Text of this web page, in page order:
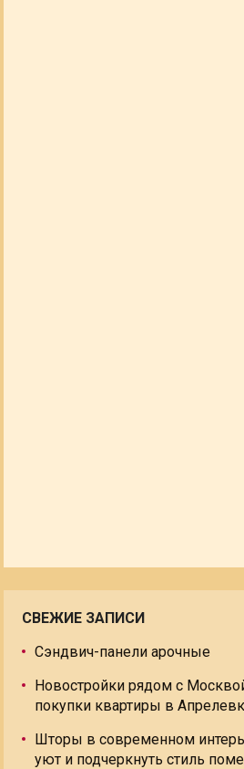
СВЕЖИЕ ЗАПИСИ
Сэндвич-панели арочные
Новостройки рядом с
покупки квартиры в
Шторы в современном
уют и подчеркнуть стиль